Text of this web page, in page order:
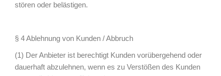
stören oder belästigen.
§ 4 Ablehnung von Kunden / Abbruch
(1) Der Anbieter ist berechtigt Kunden vorübergehend oder
dauerhaft abzulehnen, wenn es zu Verstößen des Kunden